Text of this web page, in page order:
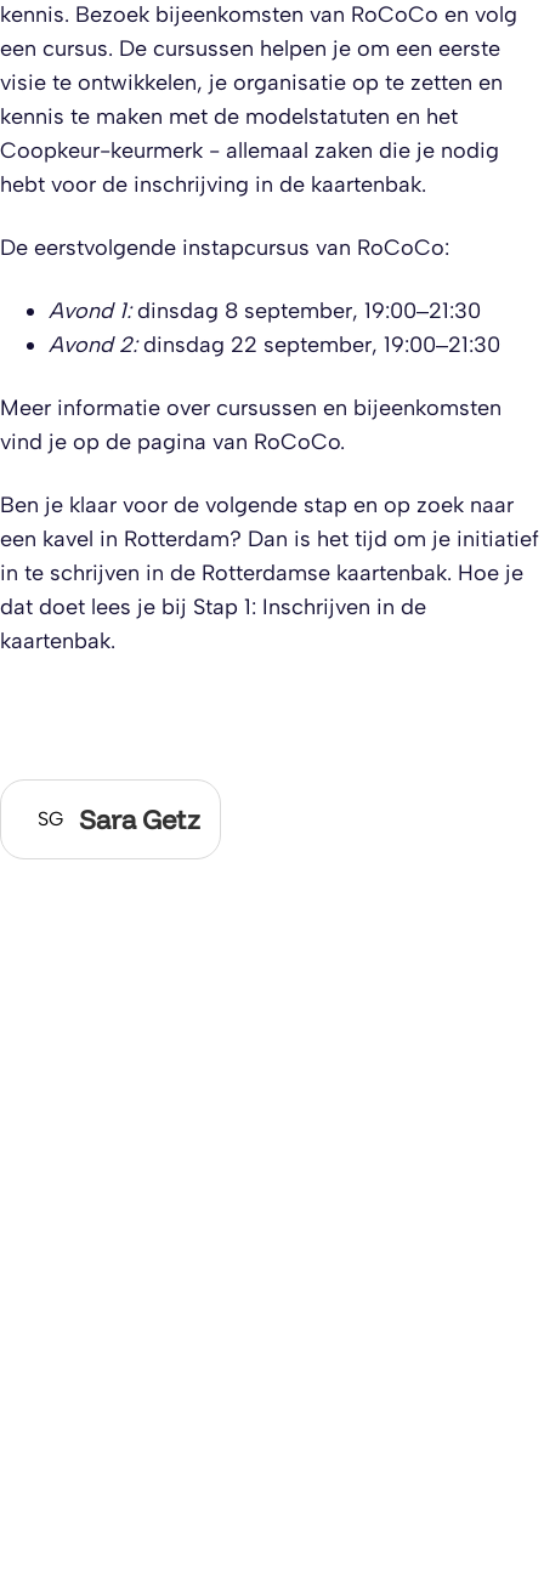
kennis. Bezoek bijeenkomsten van RoCoCo en volg
een cursus. De cursussen helpen je om een eerste
visie te ontwikkelen, je organisatie op te zetten en
kennis te maken met de modelstatuten en het
Coopkeur-keurmerk - allemaal zaken die je nodig
hebt voor de inschrijving in de kaartenbak.
De eerstvolgende instapcursus van RoCoCo:
Avond 1:dinsdag 8 september, 19:00–21:30
Avond 2:dinsdag 22 september, 19:00–21:30
Meer informatie over cursussen en bijeenkomsten
vind je op de pagina van RoCoCo.
Ben je klaar voor de volgende stap en op zoek naar
een kavel in Rotterdam? Dan is het tijd om je initiatief
in te schrijven in de Rotterdamse kaartenbak. Hoe je
dat doet lees je bij Stap 1: Inschrijven in de
kaartenbak.
SG Sara Getz